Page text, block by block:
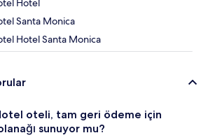
Hotel
Santa Monica
Hotel Santa Monica
oteli, tam geri ödeme için
sunuyor mu?